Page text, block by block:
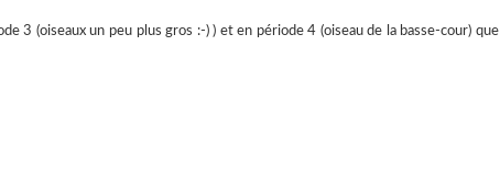
3 (oiseaux un peu plus gros :-) ) et en période 4 (oiseau de la basse-cour) que